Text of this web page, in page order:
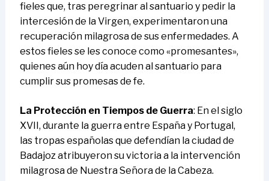
fieles que, tras peregrinar al santuario y pedir la
intercesión de la Virgen, experimentaron una
recuperación milagrosa de sus enfermedades. A
estos fieles se les conoce como «promesantes»,
quienes aún hoy día acuden al santuario para
cumplir sus promesas de fe.
La Protección en Tiempos de Guerra: En el siglo
XVII, durante la guerra entre España y Portugal,
las tropas españolas que defendían la ciudad de
Badajoz atribuyeron su victoria a la intervención
milagrosa de Nuestra Señora de la Cabeza.